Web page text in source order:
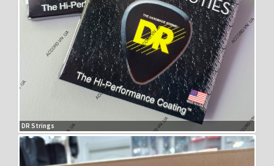
DR Strings